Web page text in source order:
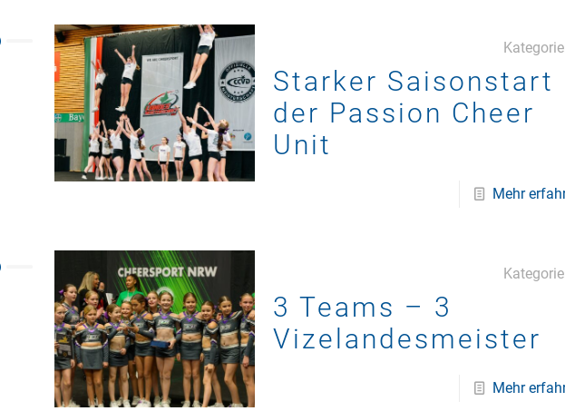
Starker Saisonstart
der Passion Cheer
Unit
Mehr
3 Teams – 3
Vizelandesmeister
Mehr